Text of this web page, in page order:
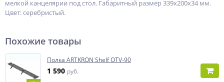
мелкой канцелярии под стол. Габаритный размер 339x200x34 мм.
Цвет: серебристый.
Похожие товары
Полка ARTKRON Shelf OTV-90
1 590 руб.